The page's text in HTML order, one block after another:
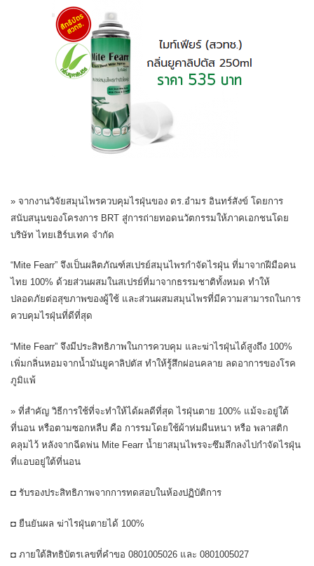
» จากงานวิจัยสมุนไพรควบคุมไรฝุ่นของ ดร.อำมร อินทร์สังข์ โดยการ
สนับสนุนของโครงการ BRT สู่การถ่ายทอดนวัตกรรมให้ภาคเอกชนโดย
บริษัท ไทยเฮิร์บเทค จำกัด
“Mite Fearr” จึงเป็นผลิตภัณฑ์สเปรย์สมุนไพรกำจัดไรฝุ่น ที่มาจากฝีมือคน
ไทย 100% ด้วยส่วนผสมในสเปรย์ที่มาจากธรรมชาติทั้งหมด ทำให้
ปลอดภัยต่อสุขภาพของผู้ใช้ และส่วนผสมสมุนไพรที่มีความสามารถในการ
ควบคุมไรฝุ่นที่ดีที่สุด
“Mite Fearr” จึงมีประสิทธิภาพในการควบคุม และฆ่าไรฝุ่นได้สูงถึง 100%
เพิ่มกลิ่นหอมจากน้ำมันยูคาลิปตัส ทำให้รู้สึกผ่อนคลาย ลดอาการของโรค
ภูมิแพ้
» ที่สำคัญ วิธีการใช้ที่จะทำให้ได้ผลดีที่สุด ไรฝุ่นตาย 100% แม้จะอยู่ใต้
ที่นอน หรือตามซอกหลืบ คือ การรมโดยใช้ผ้าห่มผืนหนา หรือ พลาสติก
คลุมไว้ หลังจากฉีดพ่น Mite Fearr น้ำยาสมุนไพรจะซึมลึกลงไปกำจัดไรฝุ่น
ที่แอบอยู่ใต้ที่นอน
◘ รับรองประสิทธิภาพจากการทดสอบในห้องปฏิบัติการ
◘ ยืนยันผล ฆ่าไรฝุ่นตายได้ 100%
◘ ภายใต้สิทธิบัตรเลขที่คำขอ 0801005026 และ 0801005027